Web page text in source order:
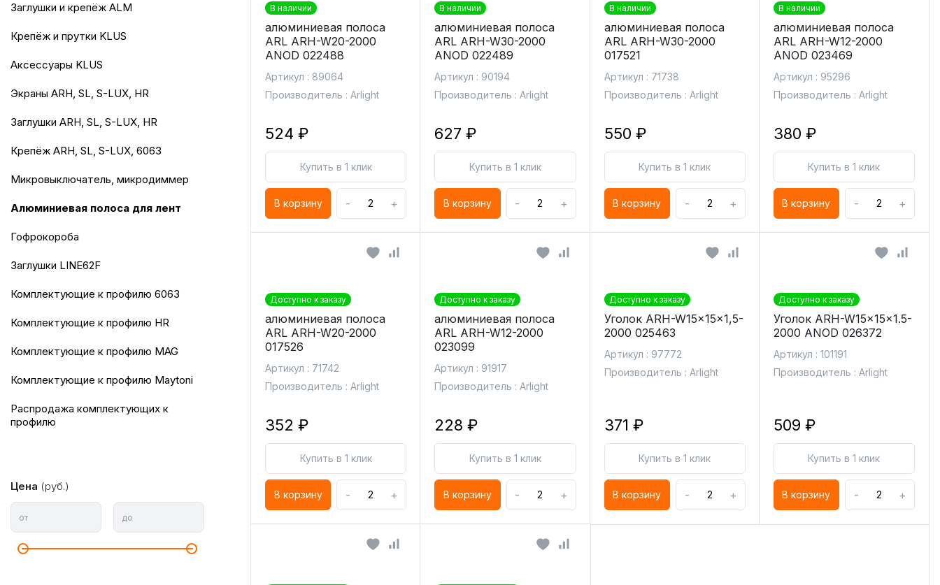
заглушки и крепёж ALM
крепёж и прутки KLUS
аксессуары KLUS
экраны ARH, SL, S-LUX, HR
заглушки ARH, SL, S-LUX, HR
крепёж ARH, SL, S-LUX, 6063
микровыключатель, микродиммер
алюминиевая полоса для лент
Гофрокороба
Заглушки LINE62F
комплектующие к профилю 6063
комплектующие к профилю HR
комплектующие к профилю MAG
комплектующие к профилю Maytoni
Распродажа комплектующих к
профилю
Цена (руб.)
от до
В наличии
алюминиевая полоса
ARL ARH-W20-2000
ANOD 022488
Артикул : 89064
Производитель : Arlight
524 ₽
Купить в 1 клик
В корзину - +
В наличии
алюминиевая полоса
ARL ARH-W30-2000
ANOD 022489
Артикул : 90194
Производитель : Arlight
627 ₽
Купить в 1 клик
В корзину - +
В наличии
алюминиевая полоса
ARL ARH-W30-2000
017521
Артикул : 71738
Производитель : Arlight
550 ₽
Купить в 1 клик
В корзину - +
В наличии
алюминиевая полоса
ARL ARH-W12-2000
ANOD 023469
Артикул : 95296
Производитель : Arlight
380 ₽
Купить в 1 клик
В корзину - +
Доступно к заказу
алюминиевая полоса
ARL ARH-W20-2000
017526
Артикул : 71742
Производитель : Arlight
352 ₽
Купить в 1 клик
В корзину - +
Доступно к заказу
алюминиевая полоса
ARL ARH-W12-2000
023099
Артикул : 91917
Производитель : Arlight
228 ₽
Купить в 1 клик
В корзину - +
Доступно к заказу
Уголок ARH-W15x15x1,5-
2000 025463
Артикул : 97772
Производитель : Arlight
371 ₽
Купить в 1 клик
В корзину - +
Доступно к заказу
Уголок ARH-W15x15x1.5-
2000 ANOD 026372
Артикул : 101191
Производитель : Arlight
509 ₽
Купить в 1 клик
В корзину - +